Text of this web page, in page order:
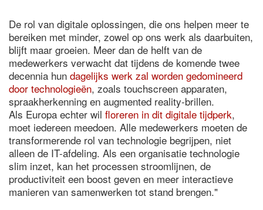
De rol van digitale oplossingen, die ons helpen meer te
bereiken met minder, zowel op ons werk als daarbuiten,
blijft maar groeien. Meer dan de helft van de
medewerkers verwacht dat tijdens de komende twee
decennia hun dagelijks werk zal worden gedomineerd
door technologieën, zoals touchscreen apparaten,
spraakherkenning en augmented reality-brillen.
Als Europa echter wil floreren in dit digitale tijdperk,
moet iedereen meedoen. Alle medewerkers moeten de
transformerende rol van technologie begrijpen, niet
alleen de IT-afdeling. Als een organisatie technologie
slim inzet, kan het processen stroomlijnen, de
productiviteit een boost geven en meer interactieve
manieren van samenwerken tot stand brengen."